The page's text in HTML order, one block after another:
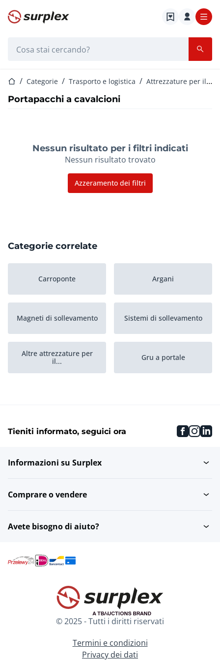
Home
Home Categorie Trasporto e logistica Attrezzature per il sollevamento
Portapacchi a cavalcioni
Nessun risultato per i filtri indicati
Nessun risultato trovato
Azzeramento dei filtri
Categorie correlate
Carroponte Argani
Magneti di sollevamento Sistemi di sollevamento
Altre attrezzature per
il...
Gru a portale
Gru a braccio circolare Paranchi a catena
Tieniti informato, seguici ora
Informazioni su Surplex
Comprare o vendere
Avete bisogno di aiuto?
© 2025 - Tutti i diritti riservati
Termini e condizioni
Privacy dei dati